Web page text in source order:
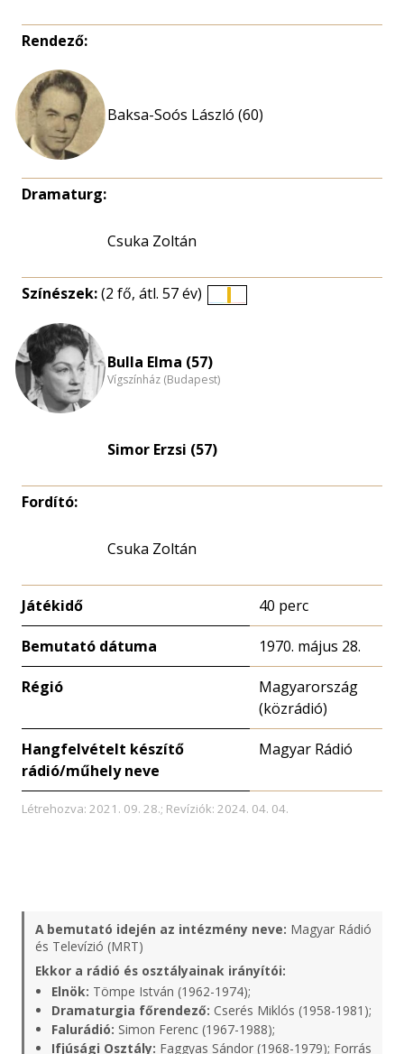
Rendező:
Baksa-Soós László (60)
Dramaturg:
Csuka Zoltán
Színészek:(2 fő, átl. 57 év)
Bulla Elma (57)
Vígszínház (Budapest)
Simor Erzsi (57)
Fordító:
Csuka Zoltán
Játékidő 40 perc
Bemutató dátuma 1970. május 28.
Régió
Magyarország
(közrádió)
Hangfelvételt készítő
rádió/műhely neve
Magyar Rádió
Létrehozva: 2021. 09. 28.; Revíziók: 2024. 04. 04.
A bemutató idején az intézmény neve: Magyar Rádió
és Televízió (MRT)
Ekkor a rádió és osztályainak irányítói:
Elnök: Tömpe István (1962-1974);
Dramaturgia főrendező: Cserés Miklós (1958-1981);
Falurádió: Simon Ferenc (1967-1988);
Ifjúsági Osztály: Faggyas Sándor (1968-1979); Forrás